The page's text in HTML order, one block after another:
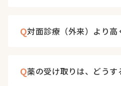
Q対面診療（外来）より高
Q薬の受け取りは、どうす